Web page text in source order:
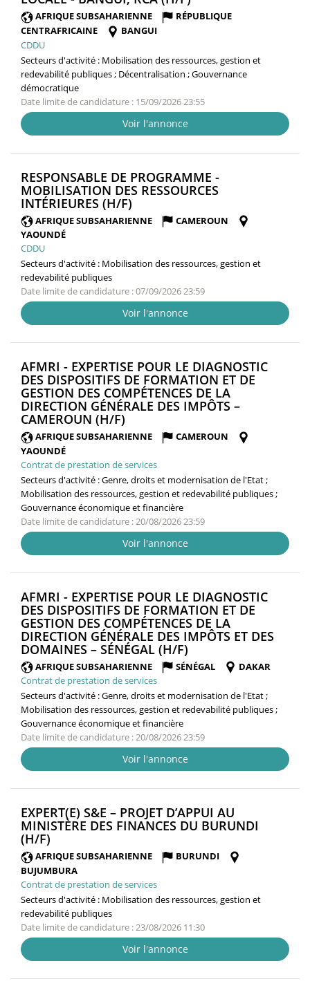
FENÊTRE)
AFRIQUE SUBSAHARIENNE
RÉPUBLIQUE
CENTRAFRICAINE
BANGUI
CDDU
Secteurs d'activité : Mobilisation des ressources, gestion et
redevabilité publiques ; Décentralisation ; Gouvernance
démocratique
Date limite de candidature : 15/09/2026 23:55
Voir l'annonce
RESPONSABLE DE PROGRAMME -
MOBILISATION DES RESSOURCES
INTÉRIEURES (H/F)
FENÊTRE)
AFRIQUE SUBSAHARIENNE
CAMEROUN
YAOUNDÉ
CDDU
Secteurs d'activité : Mobilisation des ressources, gestion et
redevabilité publiques
Date limite de candidature : 07/09/2026 23:59
Voir l'annonce
AFMRI - EXPERTISE POUR LE DIAGNOSTIC
DES DISPOSITIFS DE FORMATION ET DE
GESTION DES COMPÉTENCES DE LA
DIRECTION GÉNÉRALE DES IMPÔTS –
CAMEROUN (H/F)
FENÊTRE)
AFRIQUE SUBSAHARIENNE
CAMEROUN
YAOUNDÉ
Contrat de prestation de services
Secteurs d'activité :Genre, droits et modernisation de l'Etat ;
Mobilisation des ressources, gestion et redevabilité publiques ;
Gouvernance économique et financière
Date limite de candidature : 20/08/2026 23:59
Voir l'annonce
AFMRI - EXPERTISE POUR LE DIAGNOSTIC
DES DISPOSITIFS DE FORMATION ET DE
GESTION DES COMPÉTENCES DE LA
DIRECTION GÉNÉRALE DES IMPÔTS ET DES
DOMAINES – SÉNÉGAL (H/F)
FENÊTRE)
AFRIQUE SUBSAHARIENNE SÉNÉGAL
DAKAR
Contrat de prestation de services
Secteurs d'activité :Genre, droits et modernisation de l'Etat ;
Mobilisation des ressources, gestion et redevabilité publiques ;
Gouvernance économique et financière
Date limite de candidature : 20/08/2026 23:59
Voir l'annonce
EXPERT(E) S&E – PROJET D’APPUI AU
MINISTÈRE DES FINANCES DU BURUNDI
(H/F)
FENÊTRE)
AFRIQUE SUBSAHARIENNE
BURUNDI
BUJUMBURA
Contrat de prestation de services
Secteurs d'activité : Mobilisation des ressources, gestion et
redevabilité publiques
Date limite de candidature : 23/08/2026 11:30
Voir l'annonce